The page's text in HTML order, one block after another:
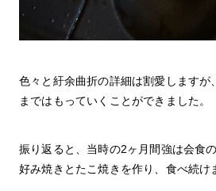
色々と紆余曲折の詳細は割愛しますが
まではもっていくことができました。
振り返ると、当時の2ヶ月間強は会食
好み焼きとたこ焼きを作り、食べ続け